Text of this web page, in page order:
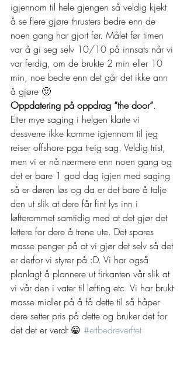
igjennom til hele gjengen så veldig kjekt
å se flere gjøre thrusters bedre enn de
noen gang har gjort før. Målet før timen
var å gi seg selv 10/10 på innsats når vi
var ferdig, om de brukte 2 min eller 10
min, noe bedre enn det går det ikke ann
å gjøre 🙂
Oppdatering på oppdrag “the door”.
Etter mye saging i helgen klarte vi
dessverre ikke komme igjennom til jeg
reiser offshore pga treig sag. Veldig trist,
men vi er nå nærmere enn noen gang og
det er bare 1 god dag igjen med saging
så er døren løs og da er det bare å talje
den ut slik at dere får fint lys inn i
løfterommet samtidig med at det gjør det
lettere for dere å trene ute. Det spares
masse penger på at vi gjør det selv så det
er derfor vi styrer på :D. Vi har også
planlagt å plannere ut firkanten vår slik at
vi vår den i vater til løfting etc. Vi har brukt
masse midler på å få dette til så håper
dere setter pris på dette og bruker det for
det det er verdt 😀 #ettbedreverftet